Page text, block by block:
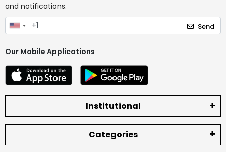
and notifications.
Send
Our Mobile Applications
Institutional
Categories